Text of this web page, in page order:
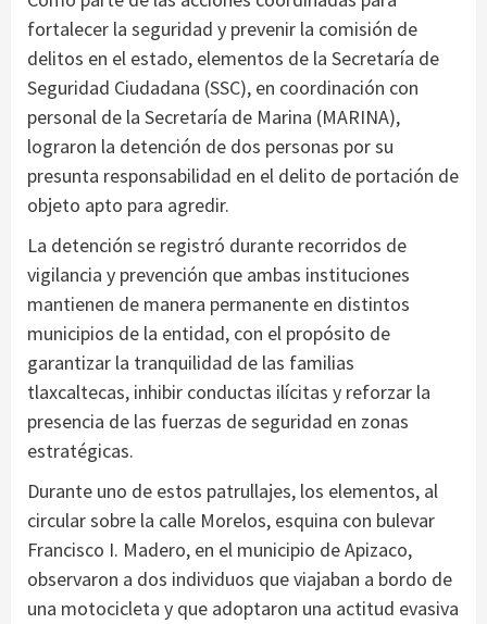
fortalecer la seguridad y prevenir la comisión de
delitos en el estado, elementos de la Secretaría de
Seguridad Ciudadana (SSC), en coordinación con
personal de la Secretaría de Marina (MARINA),
lograron la detención de dos personas por su
presunta responsabilidad en el delito de portación de
objeto apto para agredir.
La detención se registró durante recorridos de
vigilancia y prevención que ambas instituciones
mantienen de manera permanente en distintos
municipios de la entidad, con el propósito de
garantizar la tranquilidad de las familias
tlaxcaltecas, inhibir conductas ilícitas y reforzar la
presencia de las fuerzas de seguridad en zonas
estratégicas.
Durante uno de estos patrullajes, los elementos, al
circular sobre la calle Morelos, esquina con bulevar
Francisco I. Madero, en el municipio de Apizaco,
observaron a dos individuos que viajaban a bordo de
una motocicleta y que adoptaron una actitud evasiva